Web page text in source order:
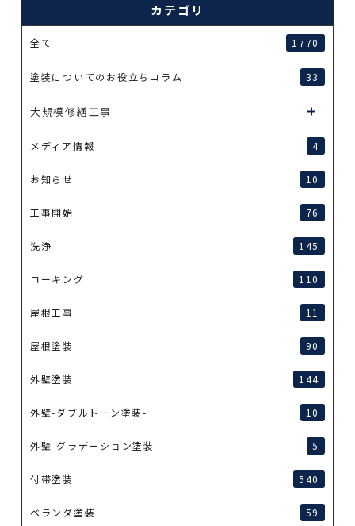
カテゴリ
全て 1770
塗装についてのお役立ちコラム 33
大規模修繕工事
メディア情報 4
お知らせ 10
工事開始 76
洗浄 145
コーキング 110
屋根工事 11
屋根塗装 90
外壁塗装 144
外壁-ダブルトーン塗装- 10
外壁-グラデーション塗装- 5
付帯塗装 540
ベランダ塗装 59